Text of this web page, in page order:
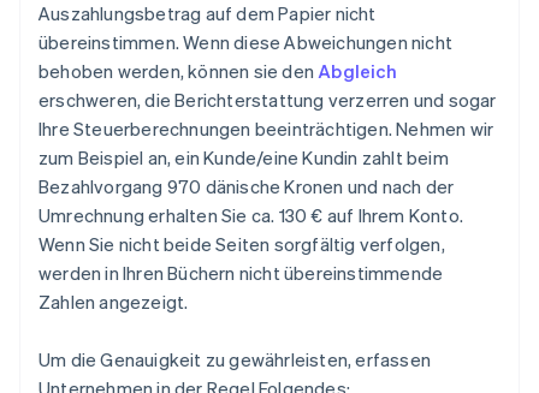
Auszahlungsbetrag auf dem Papier nicht
übereinstimmen. Wenn diese Abweichungen nicht
behoben werden, können sie denAbgleich
erschweren, die Berichterstattung verzerren und sogar
Ihre Steuerberechnungen beeinträchtigen. Nehmen wir
zum Beispiel an, ein Kunde/eine Kundin zahlt beim
Bezahlvorgang 970 dänische Kronen und nach der
Umrechnung erhalten Sie ca. 130 € auf Ihrem Konto.
Wenn Sie nicht beide Seiten sorgfältig verfolgen,
werden in Ihren Büchern nicht übereinstimmende
Zahlen angezeigt.
Um die Genauigkeit zu gewährleisten, erfassen